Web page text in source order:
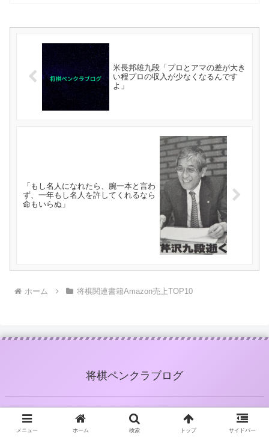
米長邦雄九段「プロとアマの差が大き
い程プロの収入が少なくなるんです
よ」
「もし名人になれたら、腕一本と言わ
ず、一年もし名人を許してくれるなら
命もいらぬ」
ホーム 将棋関連書籍Amazon売上TOP10
将棋ペンクラブログ
メニュー ホーム 検索 トップ サイドバー